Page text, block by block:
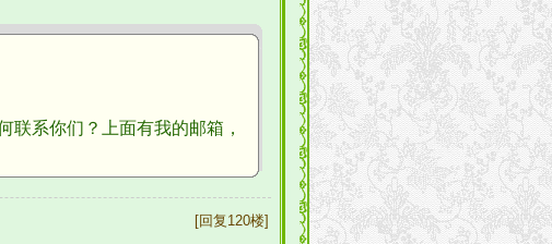
系你们？上面有我的邮箱，
[回复120楼]